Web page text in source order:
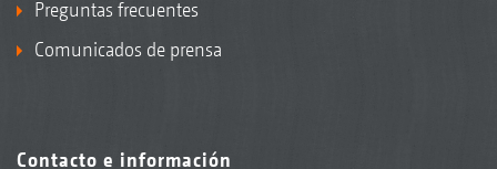
Preguntas frecuentes
Comunicados de prensa
Contacto e información